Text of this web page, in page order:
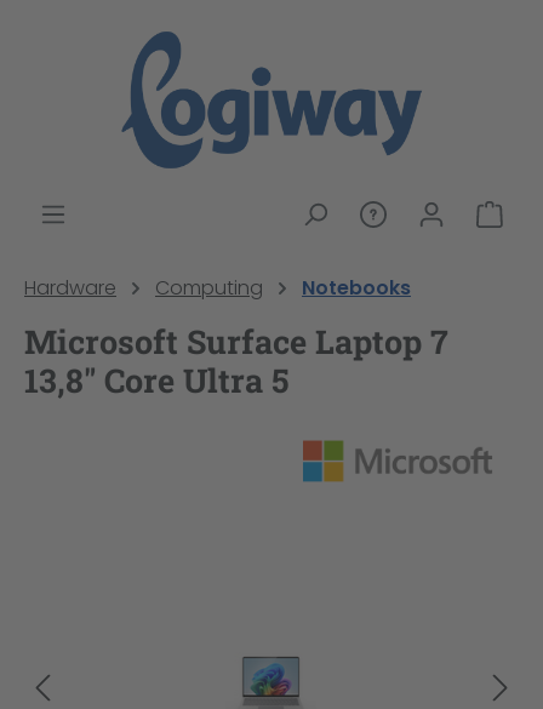
Hardware Computing Notebooks
Microsoft Surface Laptop 7
13,8" Core Ultra 5